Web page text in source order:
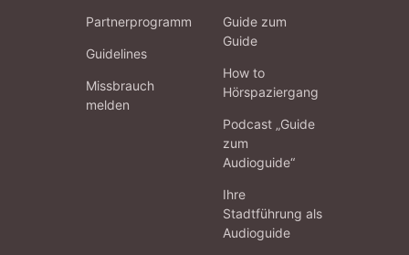
Partnerprogramm
Guidelines
Missbrauch
melden
Guide zum
Guide
How to
Hörspaziergang
Podcast „Guide
zum
Audioguide“
Ihre
Stadtführung als
Audioguide